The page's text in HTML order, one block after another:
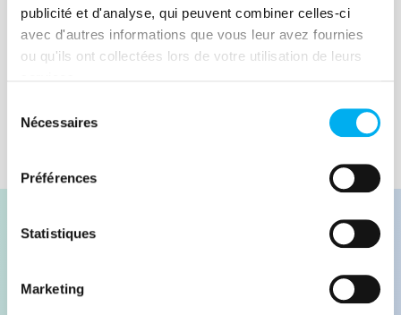
publicité et d'analyse, qui peuvent combiner celles-ci
avec d'autres informations que vous leur avez fournies
ou qu'ils ont collectées lors de votre utilisation de leurs
Nécessaires
Préférences
Statistiques
Marketing
KPI flexible et polyvalent en phase avec
de nombreux enjeux du monde
économique actuel.
Lire la suite